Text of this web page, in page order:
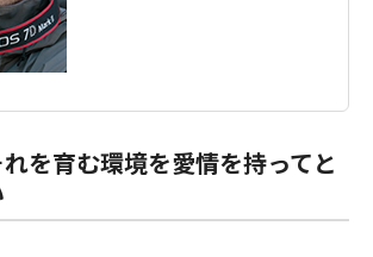
を育む環境を愛情を持ってと